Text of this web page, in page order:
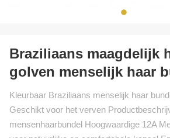
Braziliaans maagdelijk
golven menselijk haar
Kleurbaar Braziliaans menselijk haar
Geschikt voor het verven
mensenhaarbundel Hoogwaardige 12A